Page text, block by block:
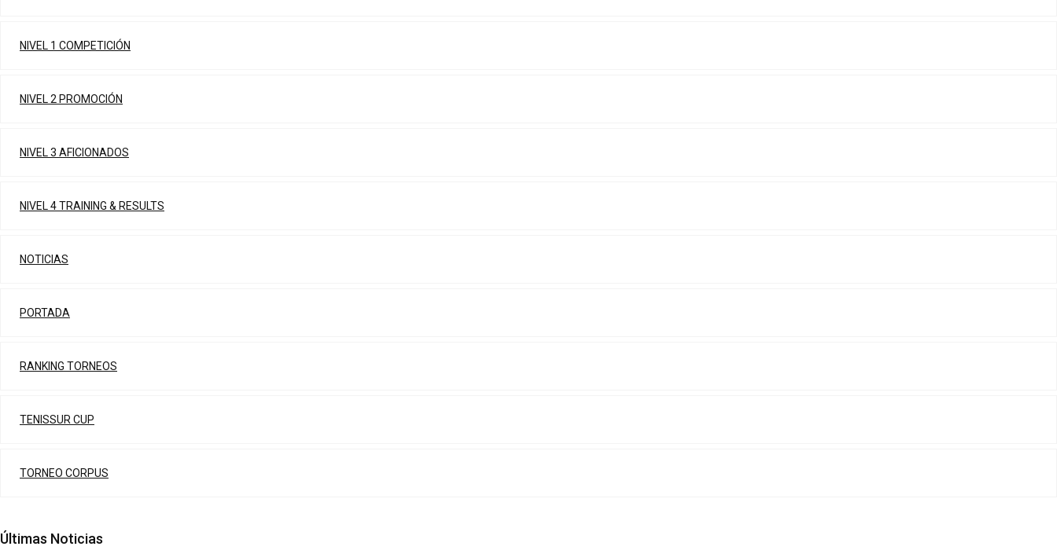
NIVEL 1 COMPETICIÓN
NIVEL 2 PROMOCIÓN
NIVEL 3 AFICIONADOS
NIVEL 4 TRAINING & RESULTS
NOTICIAS
PORTADA
RANKING TORNEOS
TENISSUR CUP
TORNEO CORPUS
Últimas Noticias